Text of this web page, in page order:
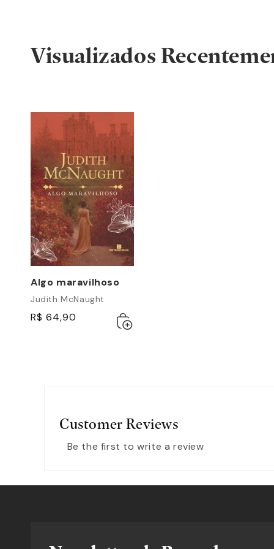
Visualizados
Algo maravilhoso
Judith McNaught
R$ 64,90
Adicionar
ao
Esgotado
Customer Reviews
Be the first to write a review